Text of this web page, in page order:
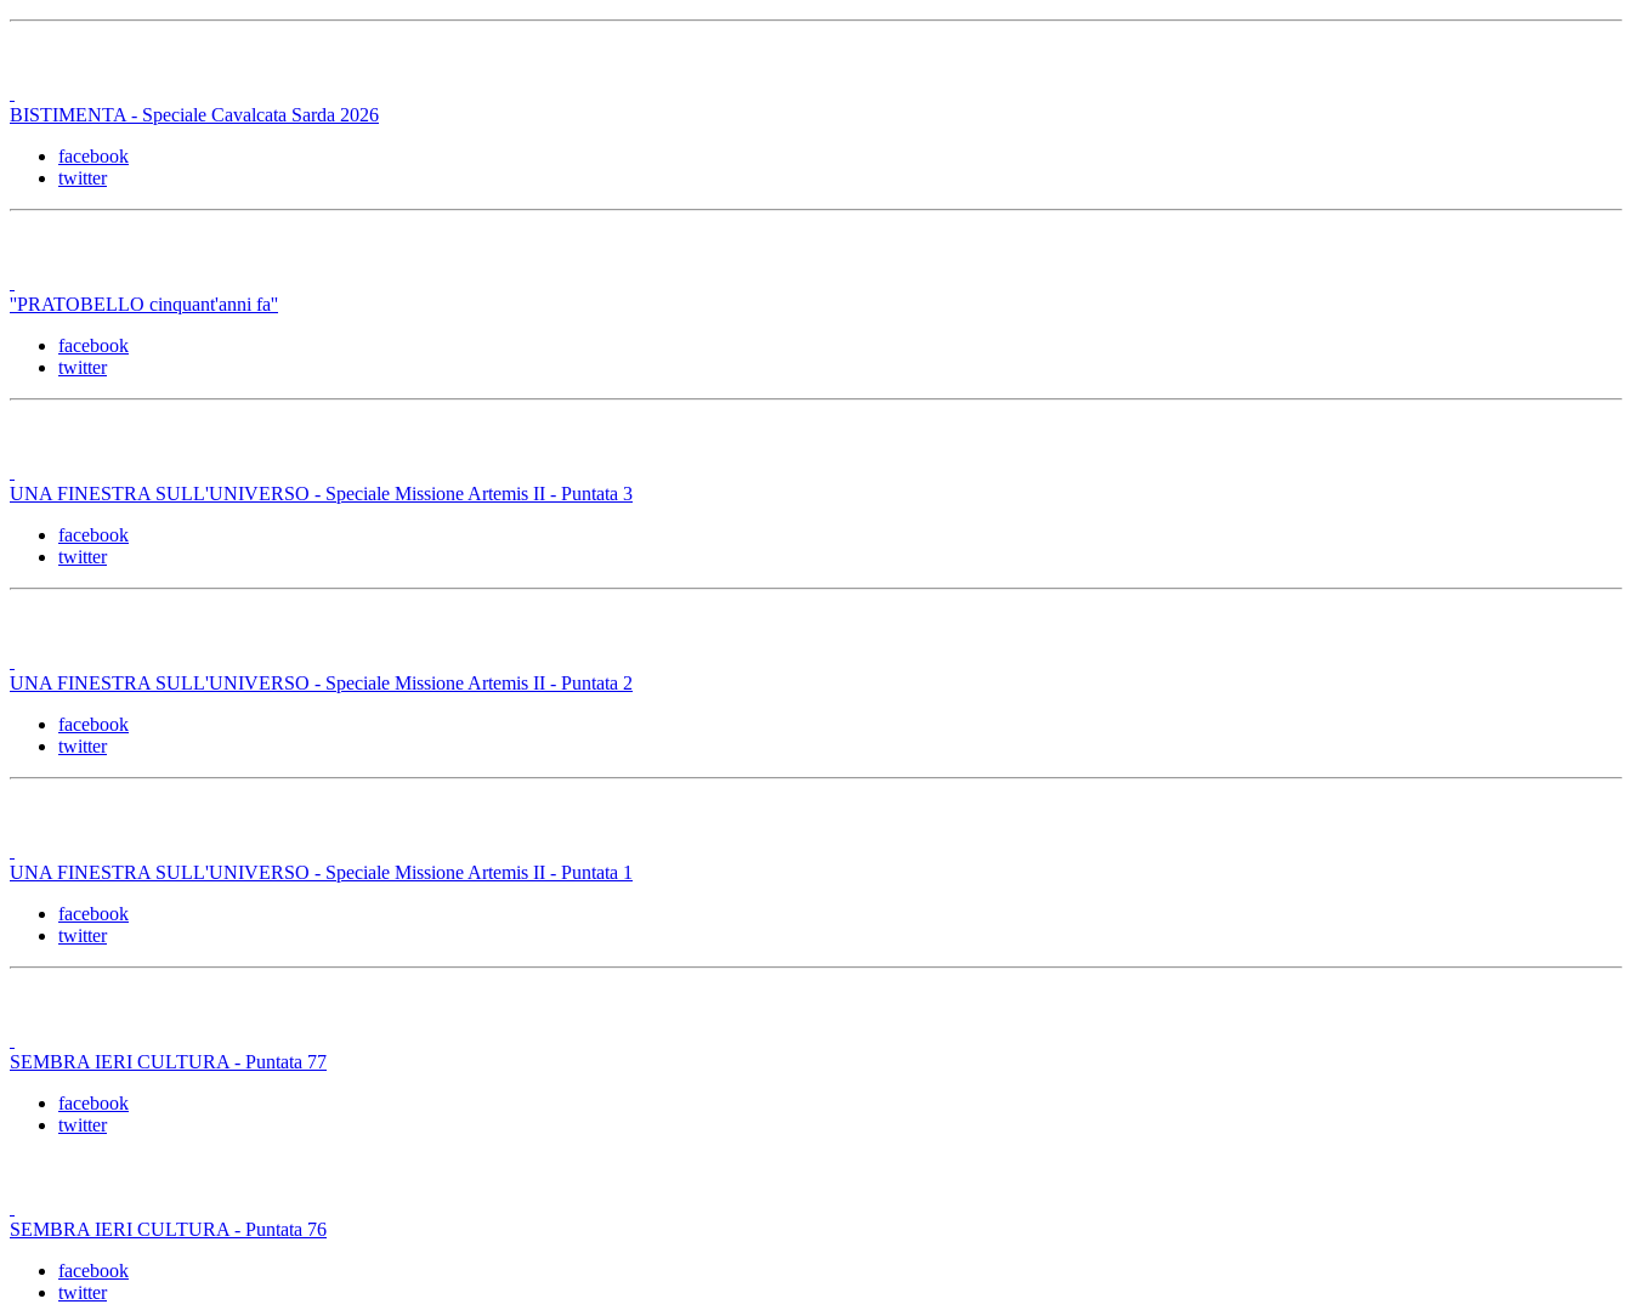
BISTIMENTA - Speciale Cavalcata Sarda 2026
facebook
twitter
''PRATOBELLO cinquant'anni fa''
facebook
twitter
UNA FINESTRA SULL'UNIVERSO - Speciale Missione Artemis II - Puntata 3
facebook
twitter
UNA FINESTRA SULL'UNIVERSO - Speciale Missione Artemis II - Puntata 2
facebook
twitter
UNA FINESTRA SULL'UNIVERSO - Speciale Missione Artemis II - Puntata 1
facebook
twitter
SEMBRA IERI CULTURA - Puntata 77
facebook
twitter
SEMBRA IERI CULTURA - Puntata 76
facebook
twitter